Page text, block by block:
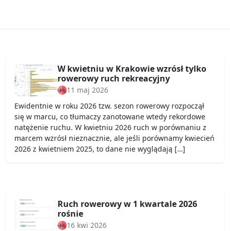
W kwietniu w Krakowie wzrósł tylko
rowerowy ruch rekreacyjny
11 maj 2026
Ewidentnie w roku 2026 tzw. sezon rowerowy rozpoczął
się w marcu, co tłumaczy zanotowane wtedy rekordowe
natężenie ruchu. W kwietniu 2026 ruch w porównaniu z
marcem wzrósł nieznacznie, ale jeśli porównamy kwiecień
2026 z kwietniem 2025, to dane nie wyglądają […]
Ruch rowerowy w 1 kwartale 2026
rośnie
16 kwi 2026